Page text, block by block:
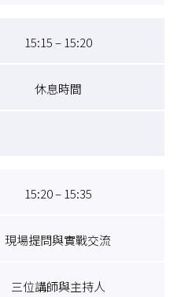
15:15 – 15:20
休息時間
15:20 – 15:35
現場提問與實戰交流
三位講師與主持人